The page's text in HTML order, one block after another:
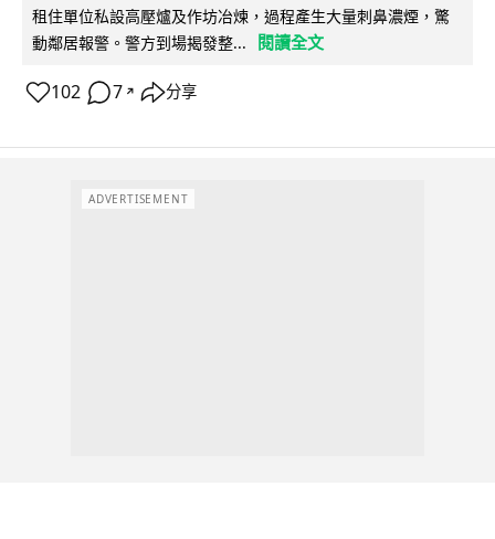
租住單位私設高壓爐及作坊冶煉，過程產生大量刺鼻濃煙，驚
動鄰居報警。警方到場揭發整...
閱讀全文
102 7 ↗ 分享
ADVERTISEMENT